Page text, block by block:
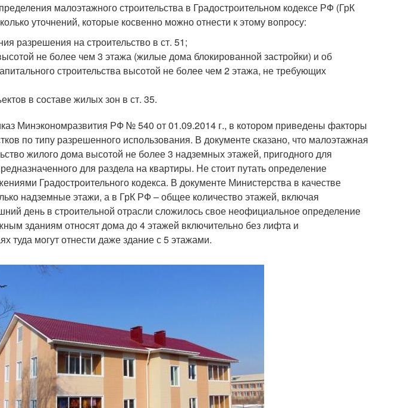
малоэтажного строительства в Градостроительном кодексе РФ (ГрК
уточнений, которые косвенно можно отнести к этому вопросу:
разрешения на строительство в ст. 51;
не более чем 3 этажа (жилые дома блокированной застройки) и об
строительства высотой не более чем 2 этажа, не требующих
в составе жилых зон в ст. 35.
Минэкономразвития РФ № 540 от 01.09.2014 г., в котором приведены факторы
по типу разрешенного использования. В документе сказано, что малоэтажная
жилого дома высотой не более 3 надземных этажей, пригодного для
для раздела на квартиры. Не стоит путать определение
Градостроительного кодекса. В документе Министерства в качестве
надземные этажи, а в ГрК РФ – общее количество этажей, включая
день в строительной отрасли сложилось свое неофициальное определение
зданиям относят дома до 4 этажей включительно без лифта и
туда могут отнести даже здание с 5 этажами.